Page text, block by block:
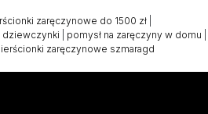
zaręczynowe do 1500 zł|
dziewczynki
pomysł na zaręczyny w domu
zaręczynowe szmaragd